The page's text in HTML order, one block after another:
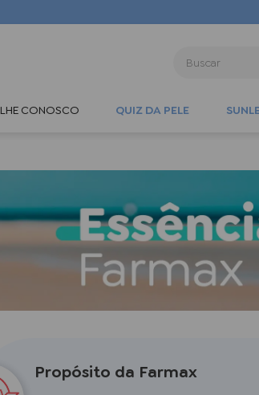
CONOSCO QUIZ DA PELE
Propósito da Farmax